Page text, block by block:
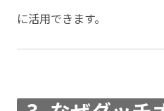
に活用できます。